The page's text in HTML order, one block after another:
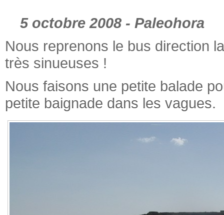
5 octobre 2008 - Paleohora
Nous reprenons le bus direction
très sinueuses !
Nous faisons une petite balade
petite baignade dans les vagues.